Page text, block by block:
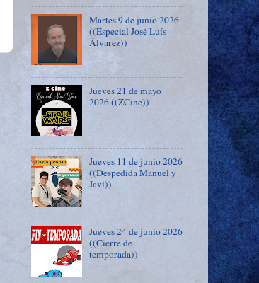
Martes 9 de junio 2026
((Especial José Luís
Álvarez))
Jueves 21 de mayo
2026 ((ZCine))
Jueves 11 de junio 2026
((Despedida Manuel y
Javi))
Jueves 24 de junio 2026
((Cierre de
temporada))